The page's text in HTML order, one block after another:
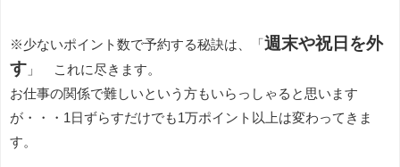
※少ないポイント数で予約する秘訣は、「週末や祝日を外
す 」 これに尽きます。
お仕事の関係で難しいという方もいらっしゃると思います
が・・・1日ずらすだけでも1万ポイント以上は変わってきま
す。